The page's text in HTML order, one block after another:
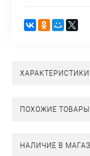
ХАРАКТЕРИСТИКИ
ПОХОЖИЕ ТОВАРЫ
НАЛИЧИЕ В